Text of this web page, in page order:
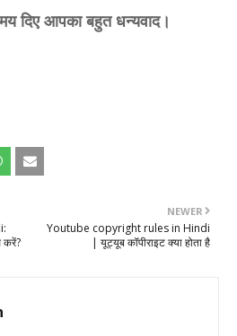
दिए आपका बहुत धन्यवाद।
NEWER
Youtube copyright rules in Hindi
| यूट्यूब कॉपीराइट क्या होता है
करें?